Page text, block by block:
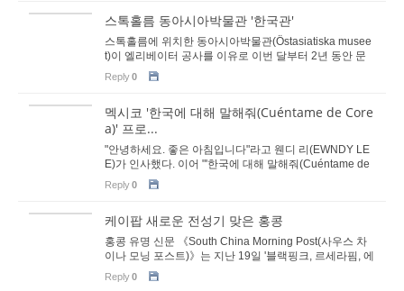
스톡홀름 동아시아박물관 '한국관'
스톡홀름에 위치한 동아시아박물관(Östasiatiska musee
t)이 엘리베이터 공사를 이유로 이번 달부터 2년 동안 문
을 닫게 됐다. 동아시아박물관은 한국관에서 ...
Reply0
멕시코 '한국에 대해 말해줘(Cuéntame de Core
a)' 프로...
"안녕하세요. 좋은 아침입니다"라고 웬디 리(EWNDY LE
E)가 인사했다. 이어 "'한국에 대해 말해줘(Cuéntame de
Corea)'라는 한국문화 프로젝트가 1...
Reply0
케이팝 새로운 전성기 맞은 홍콩
홍콩 유명 신문 《South China Morning Post(사우스 차
이나 모닝 포스트)》는 지난 19일 '블랙핑크, 르세라핌, 에
이티즈, 더 로즈: 어떻게 케이팝이 코첼라(C...
Reply0